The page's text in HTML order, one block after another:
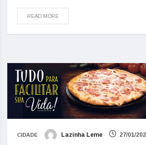
READ MORE
CIDADE Lazinha Leme 27/01/